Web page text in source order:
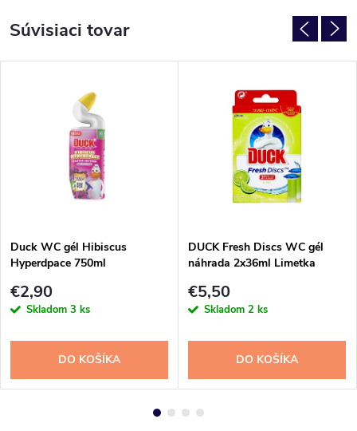
Súvisiaci tovar
Duck WC gél Hibiscus
Hyperdpace 750ml
€2,90
Skladom 3 ks
DO KOŠÍKA
DUCK Fresh Discs WC gél
náhrada 2x36ml Limetka
€5,50
Skladom 2 ks
DO KOŠÍKA